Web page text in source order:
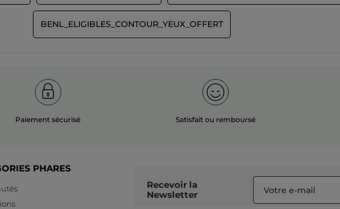
BENL_ELIGIBLES_CONTOUR_YEUX_OFFERT
Paiement sécurisé Satisfait ou remboursé
PHARES
Recevoir la
Newsletter